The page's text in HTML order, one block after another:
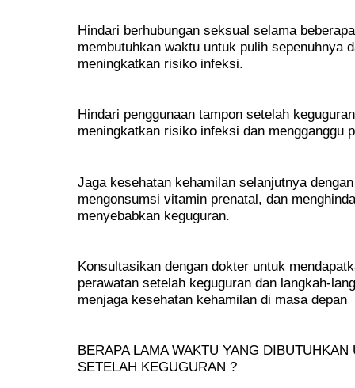
Hindari berhubungan seksual selama
membutuhkan waktu untuk pulih sepenuhnya
meningkatkan risiko infeksi.
Hindari penggunaan tampon setelah
meningkatkan risiko infeksi dan mengganggu
Jaga kesehatan kehamilan selanjutnya
mengonsumsi vitamin prenatal, dan
menyebabkan keguguran.
Konsultasikan dengan dokter untuk
perawatan setelah keguguran dan langkah-
menjaga kesehatan kehamilan di masa depan
BERAPA LAMA WAKTU YANG
SETELAH KEGUGURAN ?